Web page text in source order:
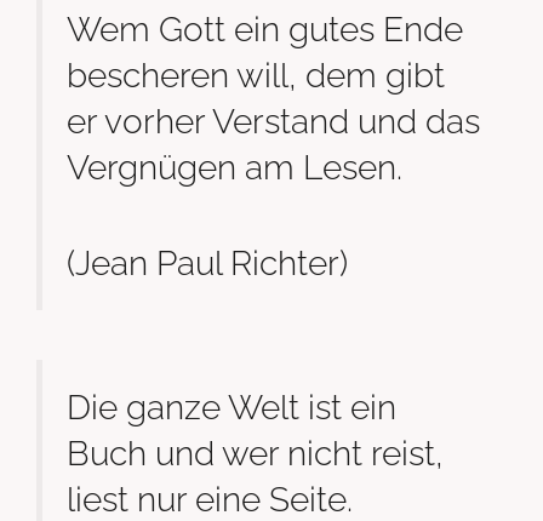
Wem Gott ein gutes Ende
bescheren will, dem gibt
er vorher Verstand und das
Vergnügen am Lesen.
(Jean Paul Richter)
Die ganze Welt ist ein
Buch und wer nicht reist,
liest nur eine Seite.